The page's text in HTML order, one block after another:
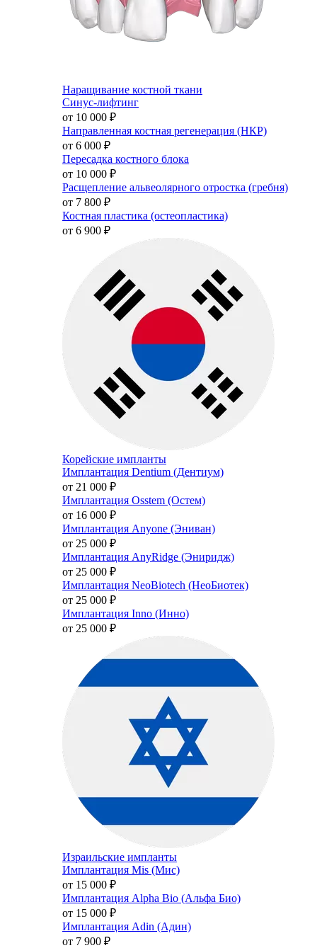
Наращивание костной ткани
Синус-лифтинг
от 10 000 ₽
Направленная костная регенерация (НКР)
от 6 000 ₽
Пересадка костного блока
от 10 000 ₽
Расщепление альвеолярного отростка (гребня)
от 7 800 ₽
Костная пластика (остеопластика)
от 6 900 ₽
Корейские импланты
Имплантация Dentium (Дентиум)
от 21 000 ₽
Имплантация Osstem (Остем)
от 16 000 ₽
Имплантация Anyone (Эниван)
от 25 000 ₽
Имплантация AnyRidge (Эниридж)
от 25 000 ₽
Имплантация NeoBiotech (НеоБиотек)
от 25 000 ₽
Имплантация Inno (Инно)
от 25 000 ₽
Израильские импланты
Имплантация Mis (Мис)
от 15 000 ₽
Имплантация Alpha Bio (Альфа Био)
от 15 000 ₽
Имплантация Adin (Адин)
от 7 900 ₽